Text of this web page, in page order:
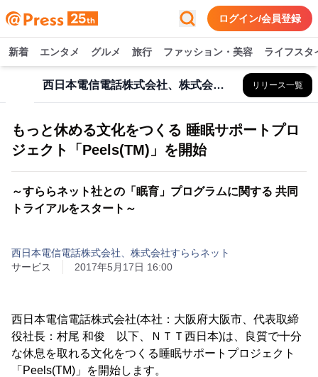
ログイン/会員登録
新着 エンタメ グルメ 旅行 ファッション・美容 ライフスタ
西日本電信電話株式会社、株式会社すららネット リリース一覧
もっと休める文化をつくる 睡眠サポートプロ
ジェクト「Peels(TM)」を開始
～すららネット社との「眠育」プログラムに関する 共同
トライアルをスタート～
西日本電信電話株式会社、株式会社すららネット
サービス
2017年5月17日 16:00
西日本電信電話株式会社(本社：大阪府大阪市、代表取締
役社長：村尾 和俊 以下、ＮＴＴ西日本)は、良質で十分
な休息を取れる文化をつくる睡眠サポートプロジェクト
「Peels(TM)」を開始します。